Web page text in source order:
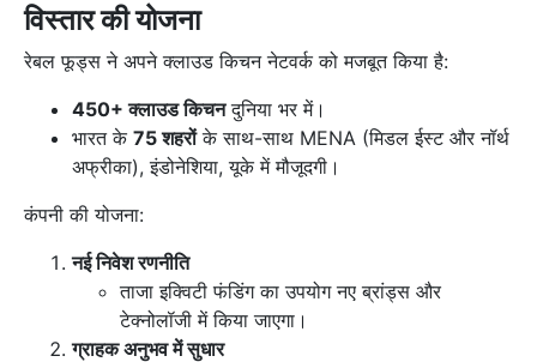
विस्तार की योजना
रेबल फूड्स ने अपने क्लाउड किचन नेटवर्क को मजबूत किया है:
450+ क्लाउड किचनदुनिया भर में।
भारत के 75 शहरोंके साथ-साथ MENA (मिडल ईस्ट और नॉर्थ
अफ्रीका), इंडोनेशिया, यूके में मौजूदगी।
कंपनी की योजना:
नई निवेश रणनीति
ताजा इक्विटी फंडिंग का उपयोग नए ब्रांड्स और
टेक्नोलॉजी में किया जाएगा।
ग्राहक अनुभव में सुधार